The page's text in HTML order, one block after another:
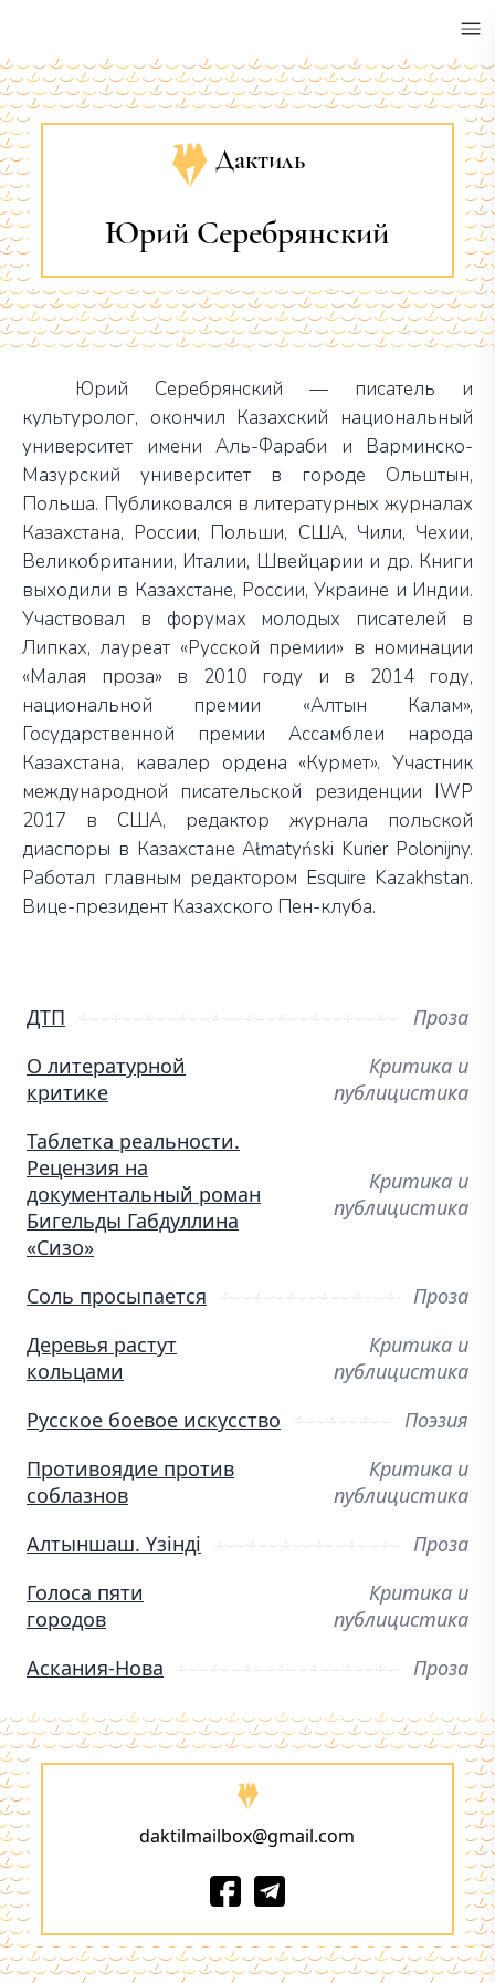
Дактиль
Юрий Серебрянский
Юрий Серебрянский — писатель и
культуролог, окончил Казахский национальный
университет имени Аль-Фараби и Варминско-
Мазурский университет в городе Ольштын,
Польша. Публиковался в литературных журналах
Казахстана, России, Польши, США, Чили, Чехии,
Великобритании, Италии, Швейцарии и др. Книги
выходили в Казахстане, России, Украине и Индии.
Участвовал в форумах молодых писателей в
Липках, лауреат «Русской премии» в номинации
«Малая проза» в 2010 году и в 2014 году,
национальной премии «Алтын Калам»,
Государственной премии Ассамблеи народа
Казахстана, кавалер ордена «Курмет». Участник
международной писательской резиденции IWP
2017 в США, редактор журнала польской
диаспоры в Казахстане Ałmatyński Kurier Polonijny.
Работал главным редактором Esquire Kazakhstan.
Вице-президент Казахского Пен-клуба.
ДТП
Проза
О литературной
критике
Критика и
публицистика
Таблетка реальности.
Рецензия на
документальный роман
Бигельды Габдуллина
«Сизо»
Критика и
публицистика
Соль просыпается
Проза
Деревья растут
кольцами
Критика и
публицистика
Русское боевое искусство
Поэзия
Противоядие против
соблазнов
Критика и
публицистика
Алтыншаш. Үзінді
Проза
Голоса пяти
городов
Критика и
публицистика
Аскания-Нова
Проза
daktilmailbox@gmail.com